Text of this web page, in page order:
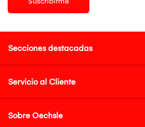
Secciones destacadas
Servicio al Cliente
Sobre Oechsle